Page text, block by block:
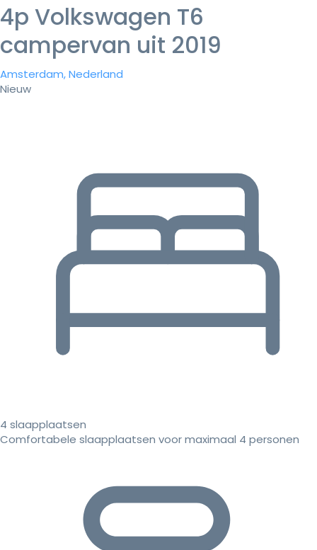
4p Volkswagen T6
campervan uit 2019
Amsterdam, Nederland
Nieuw
4 slaapplaatsen
Comfortabele slaapplaatsen voor maximaal 4 personen